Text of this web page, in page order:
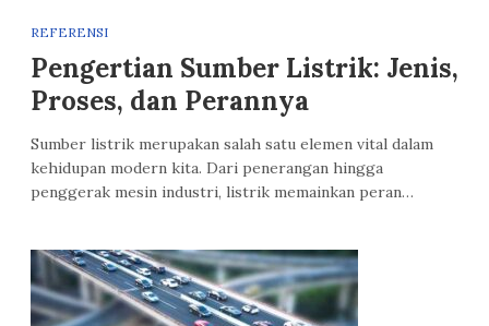
REFERENSI
Pengertian Sumber Listrik: Jenis,
Proses, dan Perannya
Sumber listrik merupakan salah satu elemen vital dalam
kehidupan modern kita. Dari penerangan hingga
penggerak mesin industri, listrik memainkan peran…